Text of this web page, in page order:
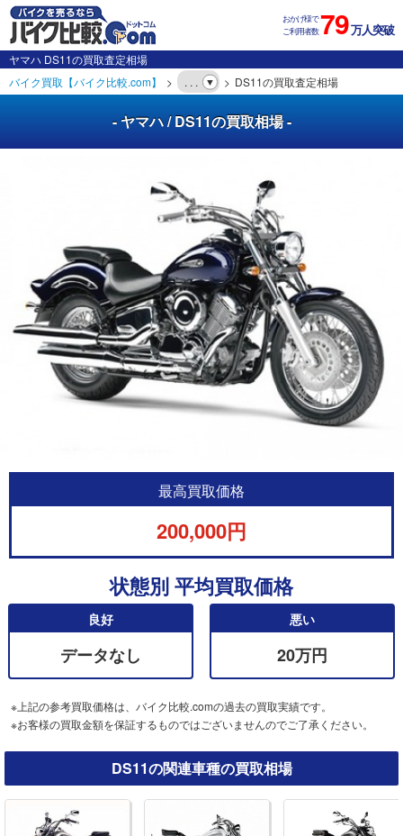
おかげ様で
ご利用者数79万人突破
ヤマハ DS11の買取査定相場
バイク買取【バイク比較.com】
. . . DS11の買取査定相場
- ヤマハ / DS11の買取相場 -
最高買取価格
200,000円
状態別 平均買取価格
良好
データなし
悪い
20万円
※上記の参考買取価格は、バイク比較.comの過去の買取実績です。
※お客様の買取金額を保証するものではございませんのでご了承ください。
DS11の関連車種の買取相場